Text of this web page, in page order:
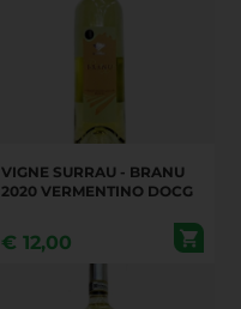
VIGNE SURRAU - BRANU
2020 VERMENTINO DOCG
€ 12,00